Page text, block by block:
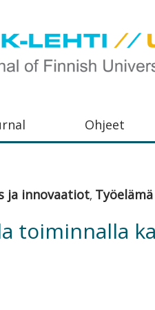
Ohjeet
ja innovaatiot, Työelämä
toiminnalla